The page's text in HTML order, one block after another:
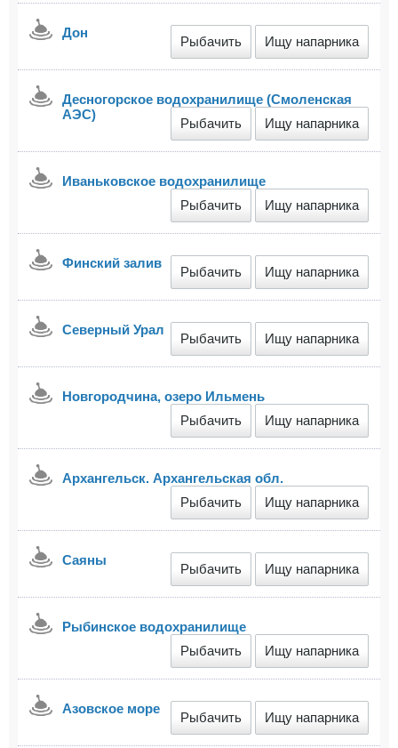
Дон
Рыбачить Ищу напарника
Десногорское водохранилище (Смоленская
АЭС)
Рыбачить Ищу напарника
Иваньковское водохранилище
Рыбачить
Ищу напарника
Финский залив
Рыбачить Ищу напарника
Северный Урал
Рыбачить Ищу напарника
Новгородчина, озеро Ильмень
Рыбачить
Ищу напарника
Архангельск. Архангельская обл.
Рыбачить
Ищу напарника
Саяны
Рыбачить Ищу напарника
Рыбинское водохранилище
Рыбачить
Ищу напарника
Азовское море
Рыбачить Ищу напарника